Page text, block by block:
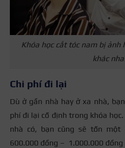
Khóa học cắt tóc nam bị ảnh
khác
Chi phí đi lại
Dù ở gần nhà hay ở xa nhà,
phí đi lại cố định trong khóa
nhà có, bạn cũng sẽ tốn một
600.000 đồng – 1.000.000 đồng